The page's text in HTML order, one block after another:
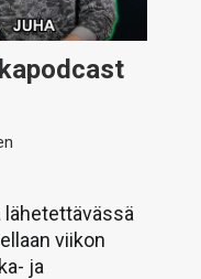
lähetettävässä
viikon
ja